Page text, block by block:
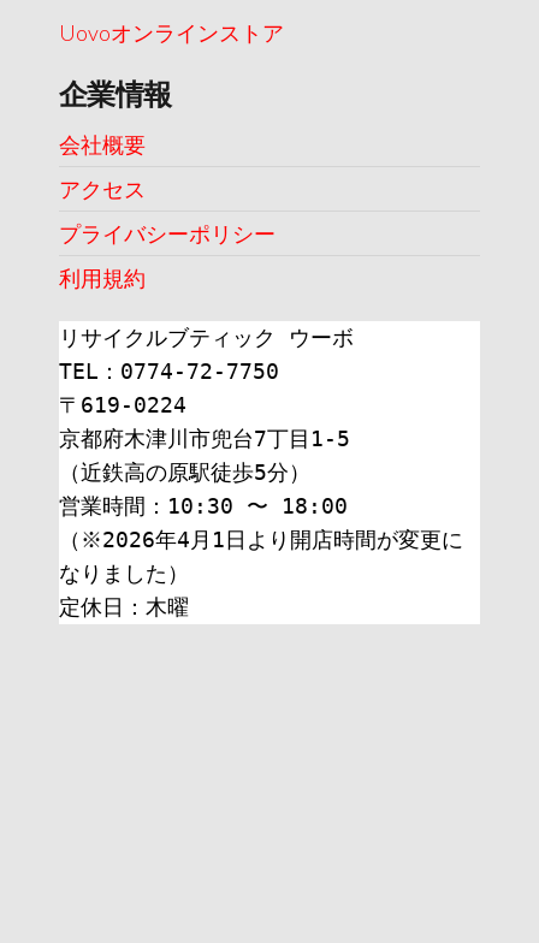
Uovoオンラインストア
企業情報
会社概要
アクセス
プライバシーポリシー
利用規約
リサイクルブティック ウーボ
TEL：0774-72-7750
〒619-0224
京都府木津川市兜台7丁目1-5
（近鉄高の原駅徒歩5分）
営業時間：10:30 〜 18:00
（※2026年4月1日より開店時間が変更に
なりました）
定休日：木曜